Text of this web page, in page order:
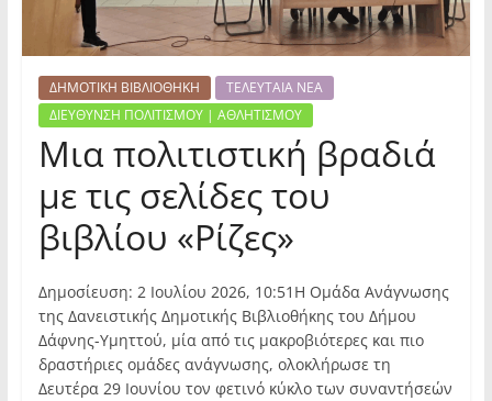
ΔΗΜΟΤΙΚΗ ΒΙΒΛΙΟΘΗΚΗ
ΤΕΛΕΥΤΑΙΑ ΝΕΑ
ΔΙΕΥΘΥΝΣΗ ΠΟΛΙΤΙΣΜΟΥ | ΑΘΛΗΤΙΣΜΟΥ
Μια πολιτιστική βραδιά
με τις σελίδες του
βιβλίου «Ρίζες»
Δημοσίευση: 2 Ιουλίου 2026, 10:51Η Ομάδα Ανάγνωσης
της Δανειστικής Δημοτικής Βιβλιοθήκης του Δήμου
Δάφνης-Υμηττού, μία από τις μακροβιότερες και πιο
δραστήριες ομάδες ανάγνωσης, ολοκλήρωσε τη
Δευτέρα 29 Ιουνίου τον φετινό κύκλο των συναντήσεών